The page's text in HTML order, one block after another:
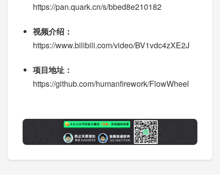
https://pan.quark.cn/s/bbed8e210182
视频介绍：
https://www.bilibili.com/video/BV1vdc4zXE2J
项目地址：
https://github.com/humanfirework/FlowWheel